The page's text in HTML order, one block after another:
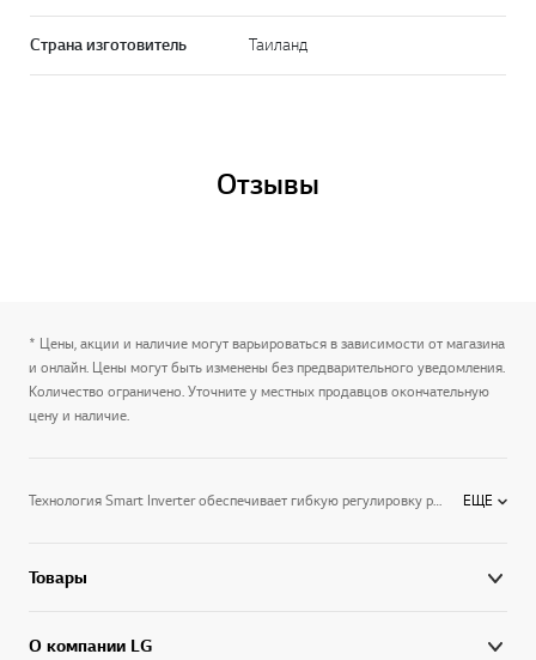
Страна изготовитель Таиланд
Отзывы
* Цены, акции и наличие могут варьироваться в зависимости от магазина
и онлайн. Цены могут быть изменены без предварительного уведомления.
Количество ограничено. Уточните у местных продавцов окончательную
цену и наличие.
Технология Smart Inverter обеспечивает гибкую регулировку режимов работы и экономию электроэнергии. Система очистки воздуха Plasmaster, голосовое управление и эффективное распределение воздуха в помещении — помогают создать комфортную атмосферу.Авторская серия ARTCOOL привлекает внимание оригинальным дизайном — ваш кондиционер может стать не просто функциональным устройством, а оригинальным элементом интерьера.Вдохните полной грудью благодаря сплит-системам LG. ЕЩЕ
Товары
О компании LG